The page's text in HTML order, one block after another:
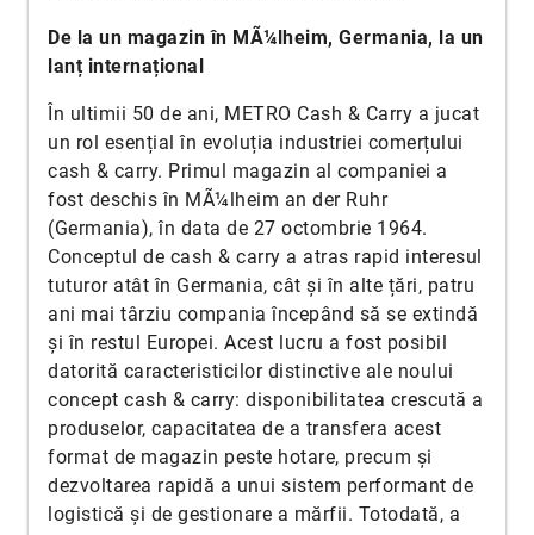
De la un magazin în MÃ¼lheim, Germania, la un
lanț internațional
În ultimii 50 de ani, METRO Cash & Carry a jucat
un rol esențial în evoluția industriei comerțului
cash & carry. Primul magazin al companiei a
fost deschis în MÃ¼lheim an der Ruhr
(Germania), în data de 27 octombrie 1964.
Conceptul de cash & carry a atras rapid interesul
tuturor atât în Germania, cât și în alte țări, patru
ani mai târziu compania începând să se extindă
și în restul Europei. Acest lucru a fost posibil
datorită caracteristicilor distinctive ale noului
concept cash & carry: disponibilitatea crescută a
produselor, capacitatea de a transfera acest
format de magazin peste hotare, precum și
dezvoltarea rapidă a unui sistem performant de
logistică și de gestionare a mărfii. Totodată, a